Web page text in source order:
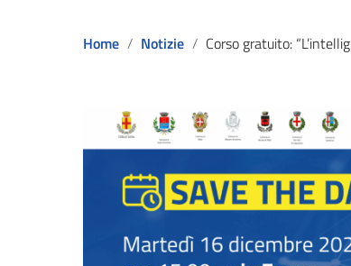
Home Notizie Corso gratuito: “L’intelligenza artificiale nella vita quotidiana”